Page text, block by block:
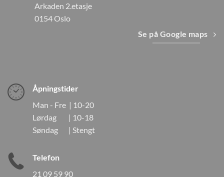
Arkaden 2.etasje
0154 Oslo
Se på Google maps
Åpningstider
Man - Fre | 10-20
Lørdag | 10-18
Søndag | Stengt
Telefon
21 09 59 90